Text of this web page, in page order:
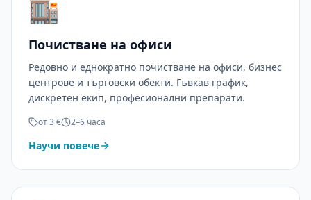
🏬
Почистване на офиси
Редовно и еднократно почистване на офиси, бизнес
центрове и търговски обекти. Гъвкав график,
дискретен екип, професионални препарати.
от 3 € 2–6 часа
Научи повече